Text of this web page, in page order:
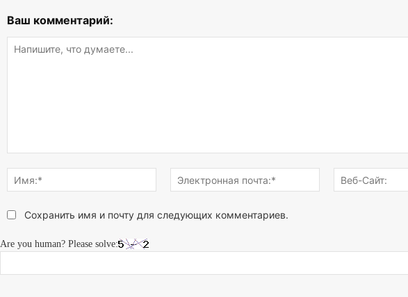
Ваш комментарий:
что
думаете...
Имя:*
Электронная
почта:*
Сохранить имя и почту для следующих комментариев.
Are you human? Please solve: